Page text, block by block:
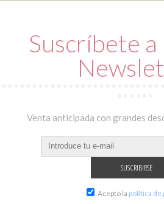
Suscríbete
Venta anticipada con grandes
Acepto la política de